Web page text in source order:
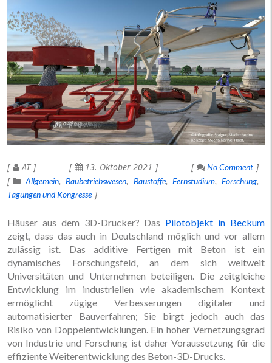
AT 13. Oktober 2021
No Comment
Allgemein
Baubetriebswesen Baustoffe Fernstudium
Forschung
Tagungen und Kongresse
Häuser aus dem 3D-Drucker? Das Pilotobjekt in Beckum
zeigt, dass das auch in Deutschland möglich und vor allem
zulässig ist. Das additive Fertigen mit Beton ist ein
dynamisches Forschungsfeld, an dem sich weltweit
Universitäten und Unternehmen beteiligen. Die zeitgleiche
Entwicklung im industriellen wie akademischem Kontext
ermöglicht zügige Verbesserungen digitaler und
automatisierter Bauverfahren; Sie birgt jedoch auch das
Risiko von Doppelentwicklungen. Ein hoher Vernetzungsgrad
von Industrie und Forschung ist daher Voraussetzung für die
effiziente Weiterentwicklung des Beton-3D-Drucks.